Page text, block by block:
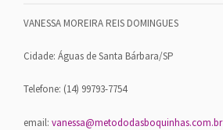
VANESSA MOREIRA REIS DOMINGUES
Cidade: Águas de Santa Bárbara/SP
Telefone: (14) 99793-7754
email: vanessa@metododasboquinhas.com.br